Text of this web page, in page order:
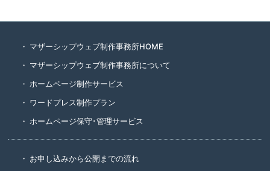
マザーシップウェブ制作事務所HOME
マザーシップウェブ制作事務所について
ホームページ制作サービス
ワードプレス制作プラン
ホームページ保守･管理サービス
お申し込みから公開までの流れ